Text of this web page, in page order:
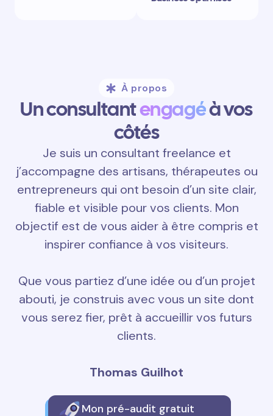
À propos
Un consultantengagéà vos
côtés
Je suis un consultant freelance et
j’accompagne des artisans, thérapeutes ou
entrepreneurs qui ont besoin d’un site clair,
fiable et visible pour vos clients. Mon
objectif est de vous aider à être compris et
inspirer confiance à vos visiteurs.
Que vous partiez d’une idée ou d’un projet
abouti, je construis avec vous un site dont
vous serez fier, prêt à accueillir vos futurs
clients.
Thomas Guilhot
Mon pré-audit gratuit